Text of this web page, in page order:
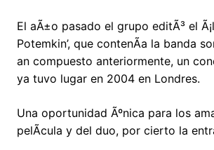
El aÃ±o pasado el grupo editÃ³ el
Potemkin’, que contenÃ­a la banda
an compuesto anteriormente, un
ya tuvo lugar en 2004 en Londres.
Una oportunidad Ãºnica para los
pelÃ­cula y del duo, por cierto la